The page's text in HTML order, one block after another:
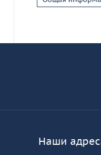
Наши